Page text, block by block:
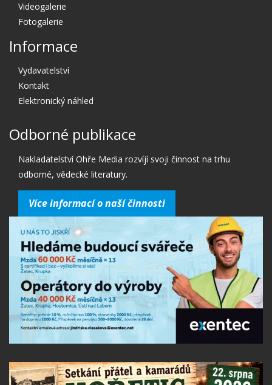
Videogalerie
Fotogalerie
Informace
Vydavatelství
Kontakt
Elektronický náhled
Odborné publikace
Nakladatelství Ohře Media rozvíjí svoji činnost na trhu
odborné, vědecké literatury.
Více informací o naší činnosti